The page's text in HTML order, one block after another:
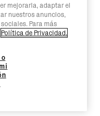
mejorarla, adaptar el
nuestros anuncios,
Para más
Política de Privacidad.